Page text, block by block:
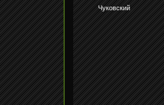
Чуковский